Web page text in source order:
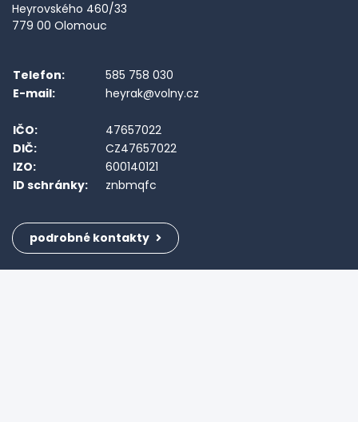
Heyrovského 460/33
779 00 Olomouc
Telefon:
585 758 030
E-mail:
heyrak@volny.cz
IČO:
47657022
DIČ:
CZ47657022
IZO:
600140121
ID schránky:
znbmqfc
podrobné kontakty